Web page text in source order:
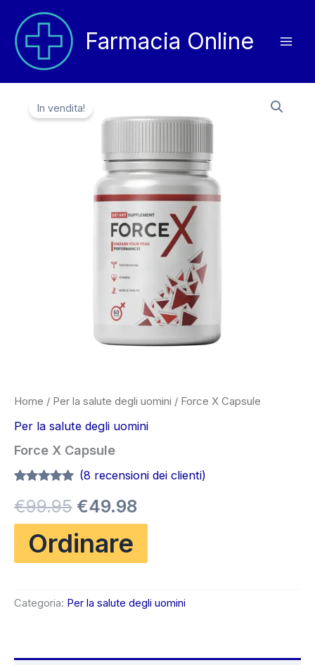
contenuto
Farmacia Online
In vendita!
Home / Per la salute degli uomini / Force X Capsule
Per la salute degli uomini
Force X Capsule
su 5 su
base di
recensioni
(8 recensioni dei clienti)
€99.95 Il
prezzo
originale
€49.98
attuale
Ordinare
Categoria: Per la salute degli uomini